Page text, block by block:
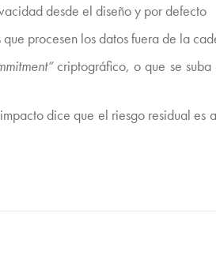
desde el diseño y por defecto
procesen los datos fuera de la
criptográfico, o que se
dice que el riesgo residual es